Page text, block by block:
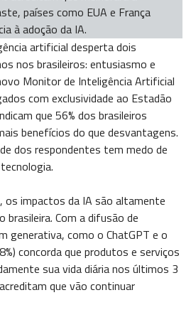
países como EUA e França
à adoção da IA.
artificial desperta dois
nos brasileiros: entusiasmo e
Monitor de Inteligência Artificial
com exclusividade ao Estadão
que 56% dos brasileiros
benefícios do que desvantagens.
dos respondentes tem medo de
os impactos da IA são altamente
brasileira. Com a difusão de
generativa, como o ChatGPT e o
concorda que produtos e serviços
sua vida diária nos últimos 3
que vão continuar